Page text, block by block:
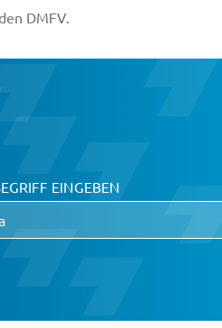
DMFV.
EINGEBEN